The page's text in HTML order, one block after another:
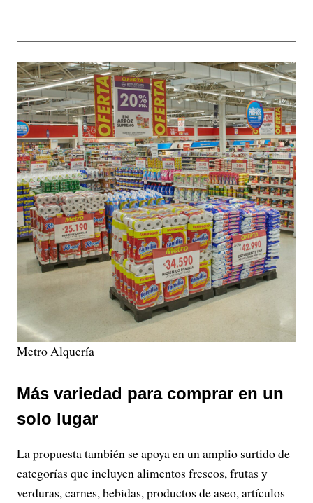
Metro Alquería
Más variedad para comprar en un
solo lugar
La propuesta también se apoya en un amplio surtido de
categorías que incluyen alimentos frescos, frutas y
verduras, carnes, bebidas, productos de aseo, artículos